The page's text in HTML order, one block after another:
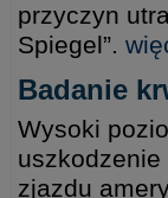
przyczyn
Spiegel”.
Badanie
Wysoki
zjazdu